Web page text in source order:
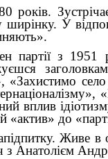
років.
ширінку. У
партії з
«Захистимо
вплив
«актив» до
Живе в
Анатолієм